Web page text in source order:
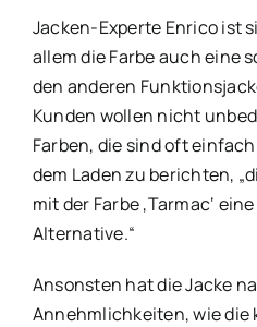
Jacken-Experte Enrico ist
allem die Farbe auch eine
den anderen
Kunden wollen nicht
Farben, die sind oft
dem Laden zu berichten,
mit der Farbe ‚Tarmac‘
Alternative.“
Ansonsten hat die Jacke
Annehmlichkeiten, wie